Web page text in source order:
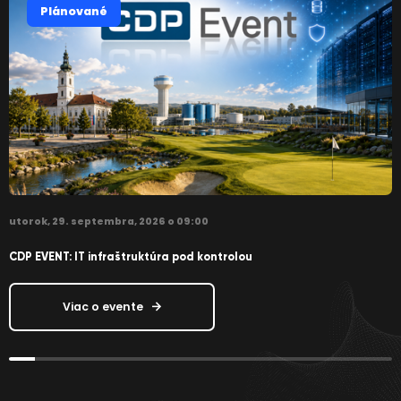
Plánované
utorok, 29. septembra, 2026 o 09:00
CDP EVENT: IT infraštruktúra pod kontrolou
Viac o evente